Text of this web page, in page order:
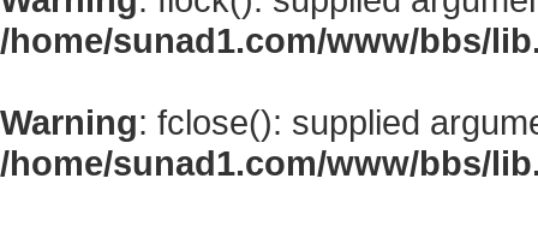
/home/sunad1.com/www/bbs/
Warning: fclose(): supplied
/home/sunad1.com/www/bbs/